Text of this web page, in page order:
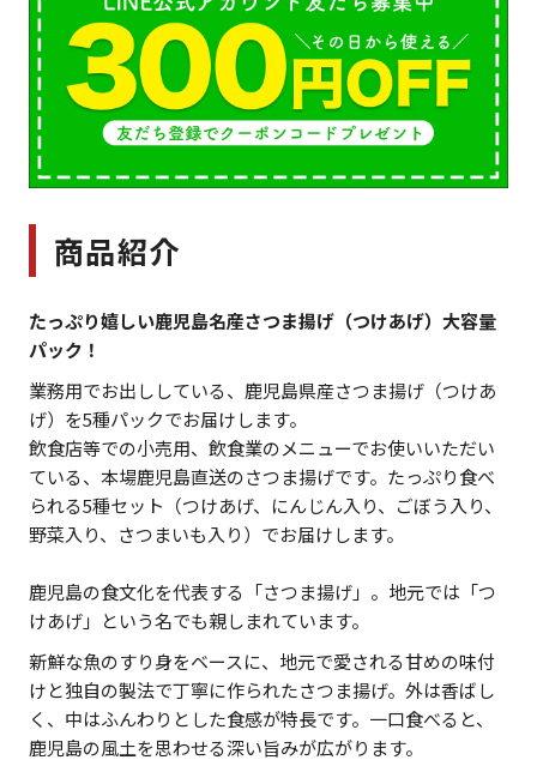
商品紹介
たっぷり嬉しい鹿児島名産さつま揚げ（つけあげ）大容量
パック！
業務用でお出ししている、鹿児島県産さつま揚げ（つけあ
げ）を5種パックでお届けします。
飲食店等での小売用、飲食業のメニューでお使いいただい
ている、本場鹿児島直送のさつま揚げです。たっぷり食べ
られる5種セット（つけあげ、にんじん入り、ごぼう入り、
野菜入り、さつまいも入り）でお届けします。
鹿児島の食文化を代表する「さつま揚げ」。地元では「つ
けあげ」という名でも親しまれています。
新鮮な魚のすり身をベースに、地元で愛される甘めの味付
けと独自の製法で丁寧に作られたさつま揚げ。外は香ばし
く、中はふんわりとした食感が特長です。一口食べると、
鹿児島の風土を思わせる深い旨みが広がります。